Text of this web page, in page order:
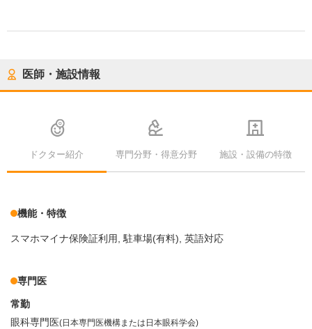
医師・施設情報
ドクター紹介 専門分野・得意分野 施設・設備の特徴
機能・特徴
スマホマイナ保険証利用 駐車場(有料) 英語対応
専門医
常勤
眼科専門医(日本専門医機構または日本眼科学会)